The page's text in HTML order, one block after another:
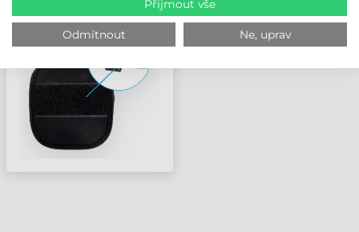
ZÁPĚSTNÍMU PÁSU,
WD200 PLUS
Přijmout vše
Odmítnout Ne, uprav